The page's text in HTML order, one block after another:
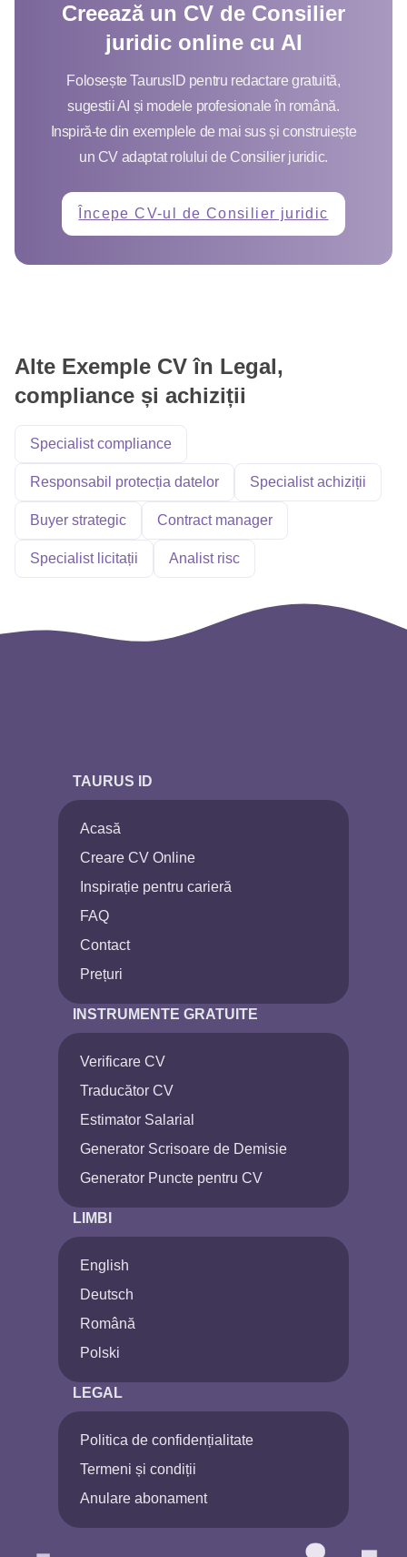
Creează un CV de Consilier
juridic online cu AI
Folosește TaurusID pentru redactare gratuită,
sugestii AI și modele profesionale în română.
Inspiră-te din exemplele de mai sus și construiește
un CV adaptat rolului de Consilier juridic.
Începe CV-ul de Consilier juridic
Alte Exemple CV în Legal,
compliance și achiziții
Specialist compliance
Responsabil protecția datelor Specialist achiziții
Buyer strategic Contract manager
Specialist licitații Analist risc
TAURUS ID
Acasă
Creare CV Online
Inspirație pentru carieră
FAQ
Contact
Prețuri
INSTRUMENTE GRATUITE
Verificare CV
Traducător CV
Estimator Salarial
Generator Scrisoare de Demisie
Generator Puncte pentru CV
LIMBI
English
Deutsch
Română
Polski
LEGAL
Politica de confidențialitate
Termeni și condiții
Anulare abonament